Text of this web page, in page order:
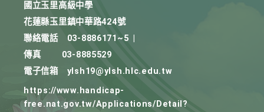
國立玉里高級中學
花蓮縣玉里鎮中華路424號
聯絡電話
03-8886171~5
傳真
03-8885529
電子信箱
ylsh19@ylsh.hlc.edu.tw
https://www.handicap-
free.nat.gov.tw/Applications/Detail?